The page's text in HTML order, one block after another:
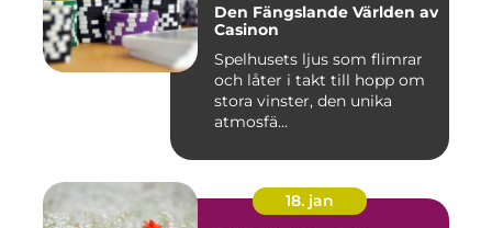
Den Fängslande Världen av
Casinon
Spelhusets ljus som flimrar
och låter i takt till hopp om
stora vinster, den unika
atmosfä...
18. jan